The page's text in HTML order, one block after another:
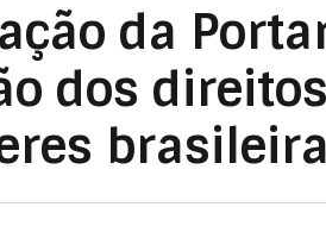
da
dos direitos